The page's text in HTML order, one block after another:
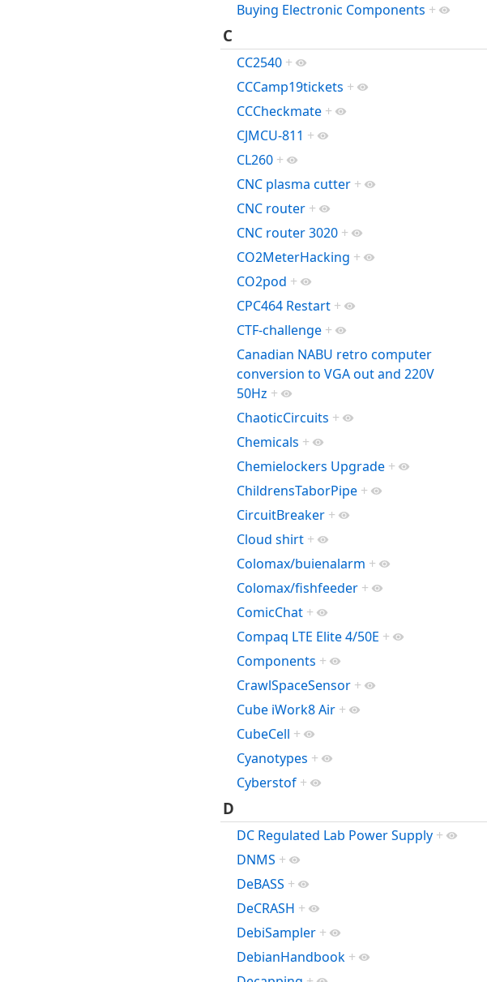
Buying Electronic Components +
C
CC2540 +
CCCamp19tickets +
CCCheckmate +
CJMCU-811 +
CL260 +
CNC plasma cutter +
CNC router +
CNC router 3020 +
CO2MeterHacking +
CO2pod +
CPC464 Restart +
CTF-challenge +
Canadian NABU retro computer
conversion to VGA out and 220V
50Hz +
ChaoticCircuits +
Chemicals +
Chemielockers Upgrade +
ChildrensTaborPipe +
CircuitBreaker +
Cloud shirt +
Colomax/buienalarm +
Colomax/fishfeeder +
ComicChat +
Compaq LTE Elite 4/50E +
Components +
CrawlSpaceSensor +
Cube iWork8 Air +
CubeCell +
Cyanotypes +
Cyberstof +
D
DC Regulated Lab Power Supply +
DNMS +
DeBASS +
DeCRASH +
DebiSampler +
DebianHandbook +